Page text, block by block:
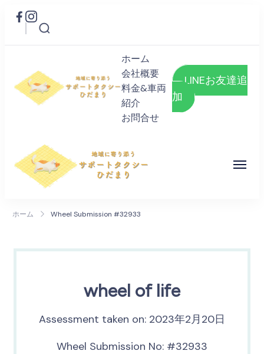
サポートタクシーひだまり
地域に寄り添うタクシー
ホーム
会社概要
料金&車両
紹介
お問合せ
LINEお友達追
加
ホーム Wheel Submission #32933
wheel of life
Assessment taken on: 2023年2月20日
Wheel Submission No: #32933